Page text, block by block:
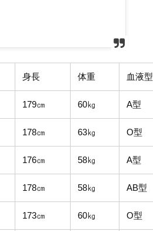
身長 体重 血液型
179㎝ 60㎏ A型
178㎝ 63㎏ O型
176㎝ 58㎏ A型
178㎝ 58㎏ AB型
173㎝ 60㎏ O型